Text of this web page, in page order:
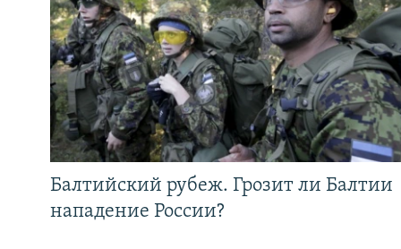
Балтийский рубеж. Грозит ли Балтии
нападение России?